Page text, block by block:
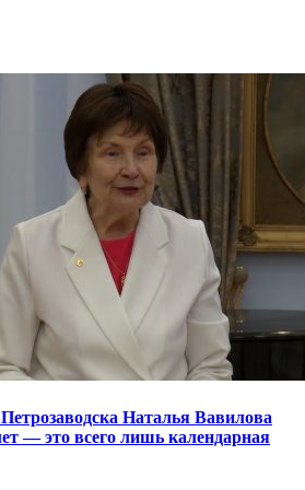
Наталья Вавилова
— это всего лишь календарная